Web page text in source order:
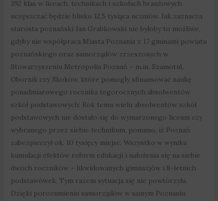
392 klas w liceach, technikach i szkołach branżowych
uczęszczać będzie blisko 12,5 tysiąca uczniów. Jak zaznacza
starosta poznański Jan Grabkowski nie byłoby to możliwe,
gdyby nie współpraca Miasta Poznania z 17 gminami powiatu
poznańskiego oraz samorządów zrzeszonych w
Stowarzyszeniu Metropolia Poznań – m.in. Szamotuł,
Obornik czy Skoków, które pomogły sfinansować naukę
ponadmiarowego rocznika tegorocznych absolwentów
szkół podstawowych: Rok temu wielu absolwentów szkół
podstawowych nie dostało się do wymarzonego liceum czy
wybranego przez siebie technikum, pomimo, iż Poznań
zabezpieczył ok. 10 tysięcy miejsc. Wszystko w wyniku
kumulacji efektów reform edukacji i nałożenia się na siebie
dwóch roczników – likwidowanych gimnazjów i 8-letnich
podstawówek. Tym razem sytuacja się nie powtórzyła.
Dzięki porozumieniu samorządów w samym Poznaniu